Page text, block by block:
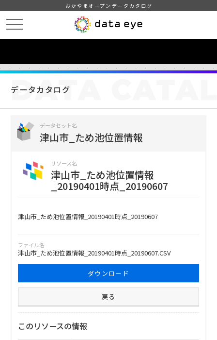
おかやまオープンデータカタログ
データカタログ
DATA
データセット名
津山市_ため池位置情報
リソース名
津山市_ため池位置情報
_20190401時点_20190607
津山市_ため池位置情報_20190401時点_20190607
ファイル名
津山市_ため池位置情報_20190401時点_20190607.CSV
ダウンロード
戻る
このリソースの情報